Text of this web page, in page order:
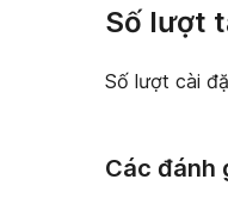
Số lượt
Số lượt cài
Các đánh